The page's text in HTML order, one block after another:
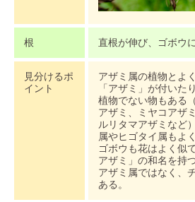
根 直根が伸び、ゴボウに
見分けるポ
イント
アザミ属の植物とよ
「アザミ」が付いた
植物でない物もある
アザミ、ミヤコアザ
ルリタマアザミなど
属やヒゴタイ属もよ
ゴボウも花はよく似
アザミ」の和名を持
アザミ属ではなく、
ある。